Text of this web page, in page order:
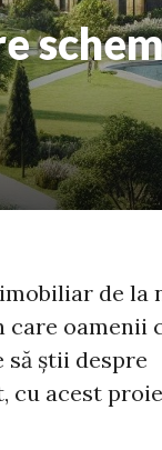
de la
care oamenii
știi despre
cu acest